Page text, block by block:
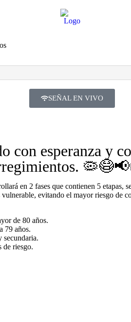
SEÑAL EN VIVO
con esperanza y
en 2 fases que contienen 5
evitando el mayor riesgo de
de 80 años.
79 años.
secundaria.
de riesgo.